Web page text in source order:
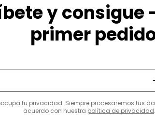
y consigue
primer
tu privacidad. Siempre procesaremos tus
acuerdo con nuestra política de privacidad.